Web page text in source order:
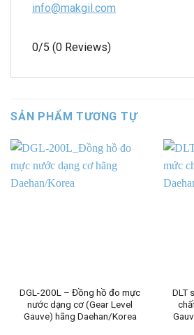
info@makgil.com
0/5 (0 Reviews)
SẢN PHẨM TƯƠNG TỰ
DGL-200L – Đồng hồ đo mực
nước dạng cơ (Gear Level
Gauve) hãng Daehan/Korea
DLT